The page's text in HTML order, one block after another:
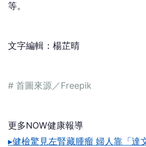
等。
文字編輯：楊芷晴
# 首圖來源／Freepik
更多NOW健康報導
▸健檢驚見左腎藏腫瘤 婦人靠「達